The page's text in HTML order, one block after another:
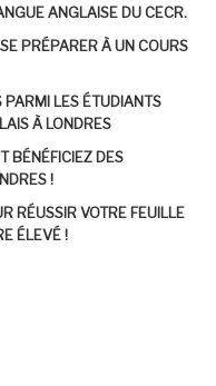
ANGLAISE DU CECR.
PRÉPARER À UN COURS
PARMI LES ÉTUDIANTS
À LONDRES
BÉNÉFICIEZ DES
!
RÉUSSIR VOTRE FEUILLE
ÉLEVÉ !